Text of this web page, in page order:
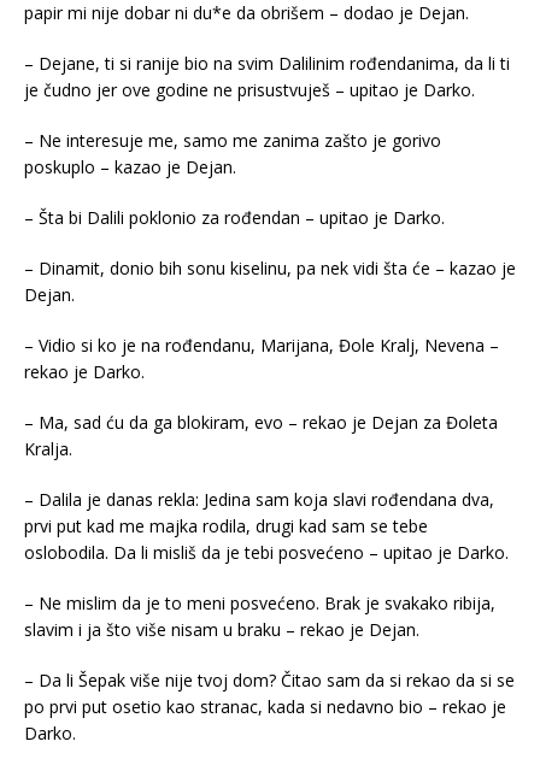
papir mi nije dobar ni du*e da obrišem – dodao je Dejan.
– Dejane, ti si ranije bio na svim Dalilinim rođendanima, da li ti
je čudno jer ove godine ne prisustvuješ – upitao je Darko.
– Ne interesuje me, samo me zanima zašto je gorivo
poskuplo – kazao je Dejan.
– Šta bi Dalili poklonio za rođendan – upitao je Darko.
– Dinamit, donio bih sonu kiselinu, pa nek vidi šta će – kazao je
Dejan.
– Vidio si ko je na rođendanu, Marijana, Đole Kralj, Nevena –
rekao je Darko.
– Ma, sad ću da ga blokiram, evo – rekao je Dejan za Đoleta
Kralja.
– Dalila je danas rekla: Jedina sam koja slavi rođendana dva,
prvi put kad me majka rodila, drugi kad sam se tebe
oslobodila. Da li misliš da je tebi posvećeno – upitao je Darko.
– Ne mislim da je to meni posvećeno. Brak je svakako ribija,
slavim i ja što više nisam u braku – rekao je Dejan.
– Da li Šepak više nije tvoj dom? Čitao sam da si rekao da si se
po prvi put osetio kao stranac, kada si nedavno bio – rekao je
Darko.